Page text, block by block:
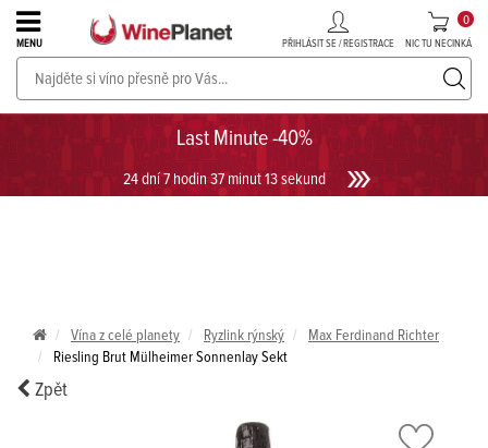
Last Minute -40%
24 dní 7 hodin 37 minut 12 sekund
MENU PŘIHLÁSIT SE / REGISTRACE NIC TU NECINKÁ
0
PROSECCO v akci až do -30%!UKÁZAT PROSECCO
Vína z celé planety Ryzlink rýnský
Max Ferdinand Richter
Riesling Brut Mülheimer Sonnenlay Sekt
Zpět